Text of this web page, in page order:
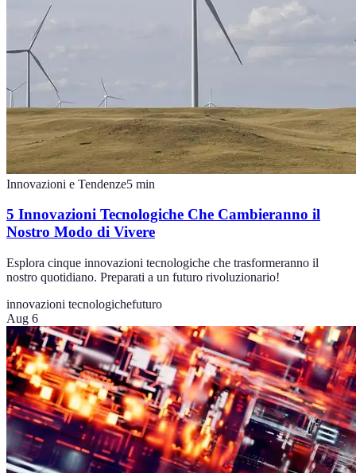
Innovazioni e Tendenze5 min
5 Innovazioni Tecnologiche Che Cambieranno il
Nostro Modo di Vivere
Esplora cinque innovazioni tecnologiche che trasformeranno il
nostro quotidiano. Preparati a un futuro rivoluzionario!
innovazioni tecnologichefuturo
Aug 6